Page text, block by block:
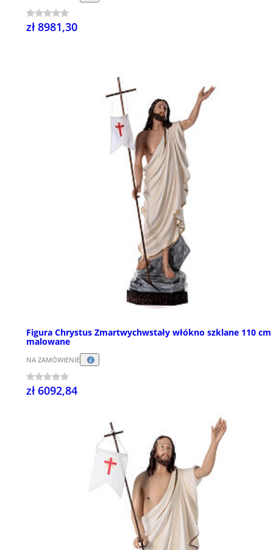
zł 8981,30
Figura Chrystus Zmartwychwstały włókno szklane 110 cm
malowane
NA ZAMÓWIENIE
zł 6092,84